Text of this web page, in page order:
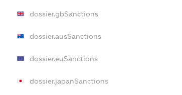
dossier.gbSanctions
dossier.ausSanctions
dossier.euSanctions
dossier.japanSanctions